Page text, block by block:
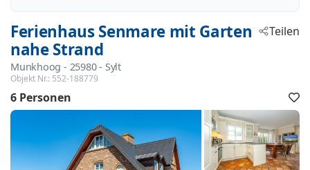
Ferienhaus Senmare mit Garten
nahe Strand
Munkhoog - 25980 - Sylt
Objekt Nr.: 552-188779
Teilen
6 Personen